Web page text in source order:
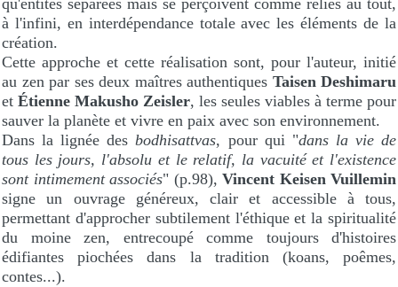
qu'entités séparées mais se perçoivent comme reliés au tout,
à l'infini, en interdépendance totale avec les éléments de la
création.
Cette approche et cette réalisation sont, pour l'auteur, initié
au zen par ses deux maîtres authentiques Taisen Deshimaru
et Étienne Makusho Zeisler, les seules viables à terme pour
sauver la planète et vivre en paix avec son environnement.
Dans la lignée desbodhisattvas, pour qui "dans la vie de
tous les jours, l'absolu et le relatif, la vacuité et l'existence
sont intimement associés" (p.98), Vincent Keisen Vuillemin
signe un ouvrage généreux, clair et accessible à tous,
permettant d'approcher subtilement l'éthique et la spiritualité
du moine zen, entrecoupé comme toujours d'histoires
édifiantes piochées dans la tradition (koans, poêmes,
contes...).